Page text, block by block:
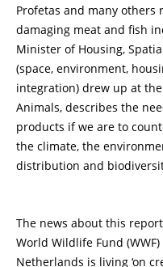
Profetas and many
damaging meat and fish
Minister of Housing,
(space, environment,
integration) drew up at
Animals, describes the
products if we are to
the climate, the
distribution and
The news about this
World Wildlife Fund
Netherlands is living ‘on